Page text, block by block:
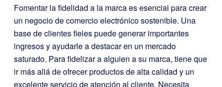
Fomentar la fidelidad a la marca es esencial para crear
un negocio de comercio electrónico sostenible. Una
base de clientes fieles puede generar importantes
ingresos y ayudarle a destacar en un mercado
saturado. Para fidelizar a alguien a su marca, tiene que
ir más allá de ofrecer productos de alta calidad y un
excelente servicio de atención al cliente. Necesita